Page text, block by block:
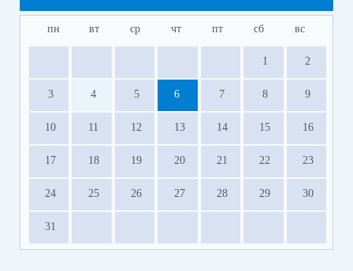
пн вт ср чт пт сб вс
1 2
3 4 5 6 7 8 9
10 11 12 13 14 15 16
17 18 19 20 21 22 23
24 25 26 27 28 29 30
31